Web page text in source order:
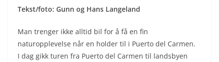
Tekst/foto: Gunn og Hans Langeland
Man trenger ikke alltid bil for å få en fin
naturopplevelse når en holder til i Puerto del Carmen.
I dag gikk turen fra Puerto del Carmen til landsbyen